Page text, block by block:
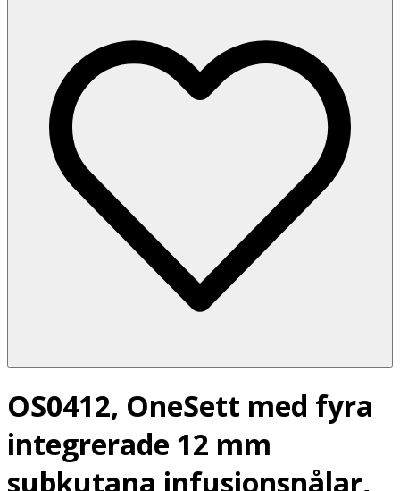
OS0412, OneSett med fyra
integrerade 12 mm
subkutana infusionsnålar,